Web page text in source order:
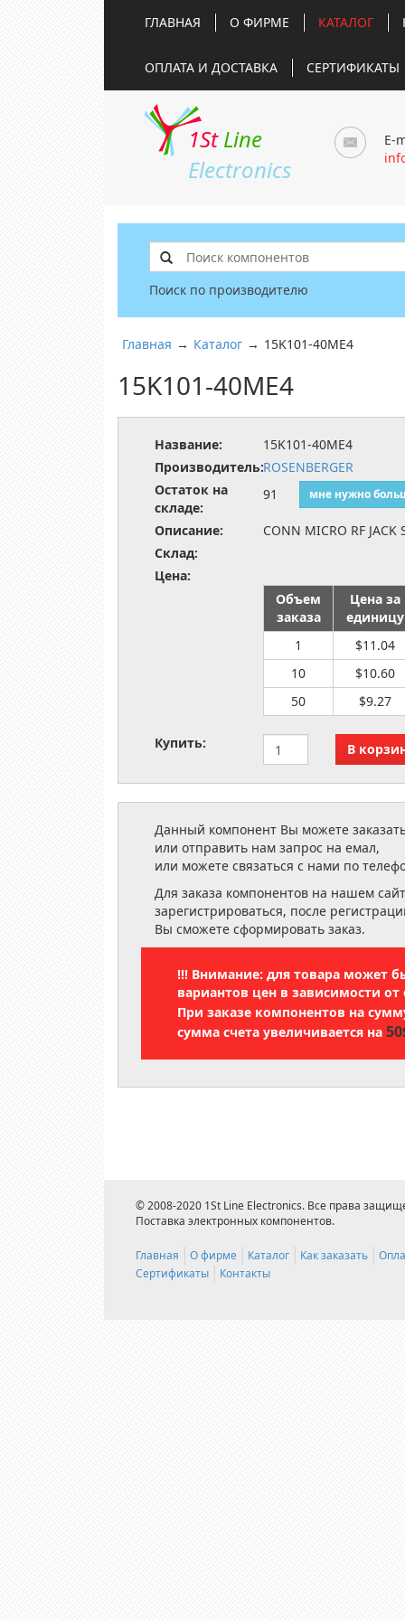
ГЛАВНАЯ О ФИРМЕ КАТАЛОГ
ОПЛАТА И ДОСТАВКА СЕРТИФИКАТЫ
1St Line
Electronics
E-
Поиск по производителю
Главная → Каталог → 15K101-40ME4
15K101-40ME4
Название:
15K101-40ME4
Производитель:ROSENBERGER
Остаток на
складе:
91 мне нужно
Описание:
CONN MICRO RF JACK
Склад:
Цена:
Объем
заказа
Цена за
единицу
1
$11.04
10
$10.60
50
$9.27
Купить:
Данный компонент Вы можете
или отправить нам запрос на емал,
или можете связаться с нами по
Для заказа компонентов на нашем
зарегистрироваться, после
Вы сможете сформировать заказ.
!!! Внимание: для товара может
вариантов цен в зависимости от
При заказе компонентов на
сумма счета увеличивается на
© 2008-2020 1St Line Electronics. Все права
Поставка электронных компонентов.
Главная О фирме Каталог Как заказать
Сертификаты
Контакты